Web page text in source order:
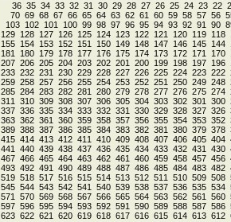
22
23
24
25
26
27
28
29
30
31
32
33
34
35
36
56
57
58
59
60
61
62
63
64
65
66
67
68
69
70
90
91
92
93
94
95
96
97
98
99
100
101
102
103
118
119
120
121
122
123
124
125
126
127
128
129
144
145
146
147
148
149
150
151
152
153
154
155
170
171
172
173
174
175
176
177
178
179
180
181
196
197
198
199
200
201
202
203
204
205
206
207
222
223
224
225
226
227
228
229
230
231
232
233
248
249
250
251
252
253
254
255
256
257
258
259
274
275
276
277
278
279
280
281
282
283
284
285
300
301
302
303
304
305
306
307
308
309
310
311
326
327
328
329
330
331
332
333
334
335
336
337
352
353
354
355
356
357
358
359
360
361
362
363
378
379
380
381
382
383
384
385
386
387
388
389
404
405
406
407
408
409
410
411
412
413
414
415
430
431
432
433
434
435
436
437
438
439
440
441
456
457
458
459
460
461
462
463
464
465
466
467
482
483
484
485
486
487
488
489
490
491
492
493
508
509
510
511
512
513
514
515
516
517
518
519
534
535
536
537
538
539
540
541
542
543
544
545
560
561
562
563
564
565
566
567
568
569
570
571
586
587
588
589
590
591
592
593
594
595
596
597
612
613
614
615
616
617
618
619
620
621
622
623